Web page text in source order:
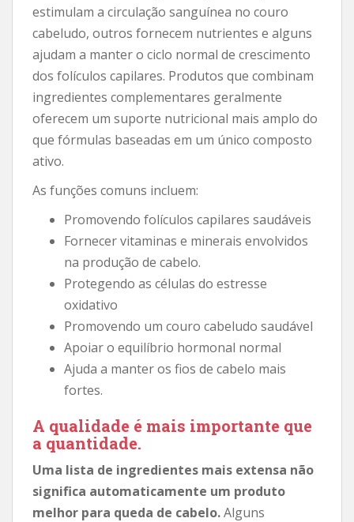
estimulam a circulação sanguínea no couro
cabeludo, outros fornecem nutrientes e alguns
ajudam a manter o ciclo normal de crescimento
dos folículos capilares. Produtos que combinam
ingredientes complementares geralmente
oferecem um suporte nutricional mais amplo do
que fórmulas baseadas em um único composto
ativo.
As funções comuns incluem:
Promovendo folículos capilares saudáveis
Fornecer vitaminas e minerais envolvidos
na produção de cabelo.
Protegendo as células do estresse
oxidativo
Promovendo um couro cabeludo saudável
Apoiar o equilíbrio hormonal normal
Ajuda a manter os fios de cabelo mais
fortes.
A qualidade é mais importante que
a quantidade.
Uma lista de ingredientes mais extensa não
significa automaticamente um produto
melhor para queda de cabelo.Alguns